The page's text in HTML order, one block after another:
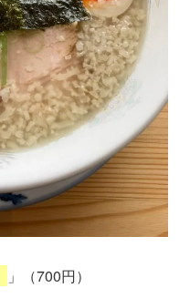
」（700円）